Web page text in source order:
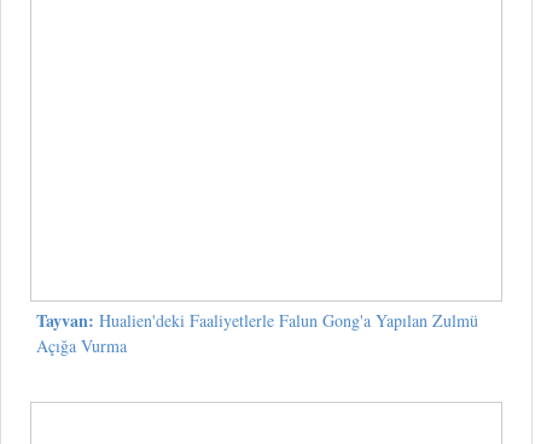
Tayvan: Hualien'deki Faaliyetlerle Falun Gong'a Yapılan Zulmü
Açığa Vurma